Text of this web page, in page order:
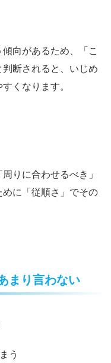
向があるため、「こ
断されると、いじめ
くなります。
りに合わせるべき」
に「従順さ」でその
まり言わない
う